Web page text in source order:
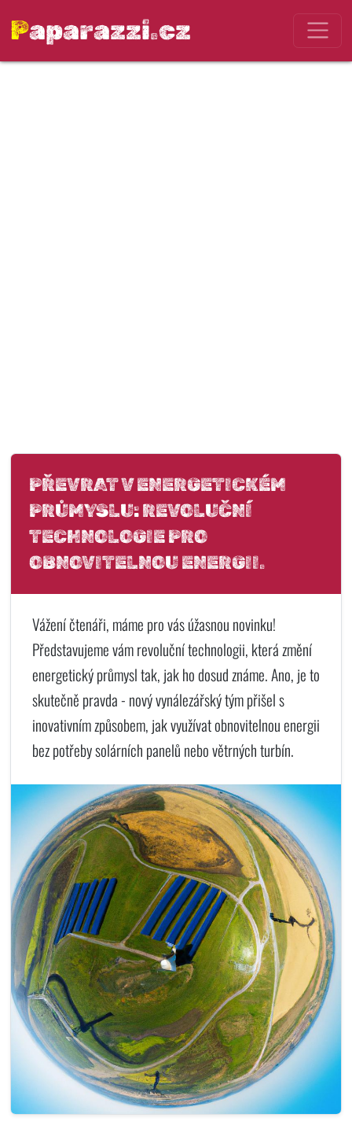
Paparazzi.cz
PŘEVRAT V ENERGETICKÉM
PRŮMYSLU: REVOLUČNÍ
TECHNOLOGIE PRO
OBNOVITELNOU ENERGII.
Vážení čtenáři, máme pro vás úžasnou novinku!
Představujeme vám revoluční technologii, která změní
energetický průmysl tak, jak ho dosud známe. Ano, je to
skutečně pravda - nový vynálezářský tým přišel s
inovativním způsobem, jak využívat obnovitelnou energii
bez potřeby solárních panelů nebo větrných turbín.